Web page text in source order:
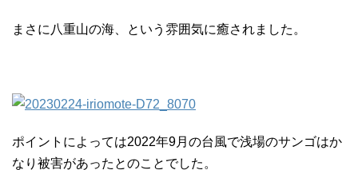
まさに八重山の海、という雰囲気に癒されました。
ポイントによっては2022年9月の台風で浅場のサンゴはか
なり被害があったとのことでした。